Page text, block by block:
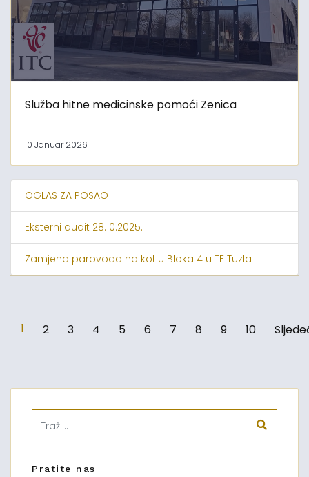
Služba hitne medicinske pomoći Zenica
10 Januar 2026
OGLAS ZA POSAO
Eksterni audit 28.10.2025.
Zamjena parovoda na kotlu Bloka 4 u TE Tuzla
1 2 3 4 5 6 7 8 9 10
Pratite nas